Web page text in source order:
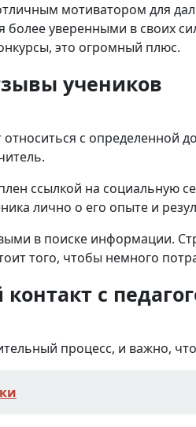
мотиватором для
более уверенными в своих
это огромный плюс.
учеников
с определенной
ссылкой на социальную
лично о его опыте и
в поиске информации.
того, чтобы немного
с
процесс, и важно,